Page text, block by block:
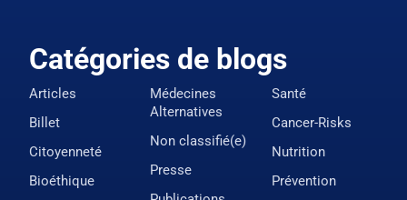
Catégories de blogs
Articles
Billet
Citoyenneté
Bioéthique
Médecines
Alternatives
Non classifié(e)
Presse
Santé
Cancer-Risks
Nutrition
Prévention